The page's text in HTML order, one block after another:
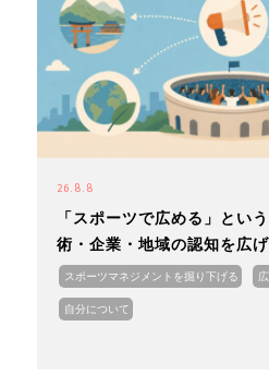
26.8.8
「スポーツで広める」とい
術・企業・地域の認知を広
スポーツマネジメントを掘り下げる
自分について